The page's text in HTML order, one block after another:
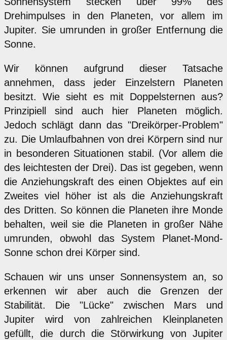
Drehimpulses in den Planeten, vor allem im
Jupiter. Sie umrunden in großer Entfernung die
Sonne.
Wir können aufgrund dieser Tatsache
annehmen, dass jeder Einzelstern Planeten
besitzt. Wie sieht es mit Doppelsternen aus?
Prinzipiell sind auch hier Planeten möglich.
Jedoch schlägt dann das "Dreikörper-Problem"
zu. Die Umlaufbahnen von drei Körpern sind nur
in besonderen Situationen stabil. (Vor allem die
des leichtesten der Drei). Das ist gegeben, wenn
die Anziehungskraft des einen Objektes auf ein
Zweites viel höher ist als die Anziehungskraft
des Dritten. So können die Planeten ihre Monde
behalten, weil sie die Planeten in großer Nähe
umrunden, obwohl das System Planet-Mond-
Sonne schon drei Körper sind.
Schauen wir uns unser Sonnensystem an, so
erkennen wir aber auch die Grenzen der
Stabilität. Die "Lücke" zwischen Mars und
Jupiter wird von zahlreichen Kleinplaneten
gefüllt, die durch die Störwirkung von Jupiter